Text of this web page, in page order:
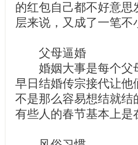
的红包自己都不好意
层来说，又成了一笔不
父母逼婚
婚姻大事是每个父
早日结婚传宗接代让
不是那么容易想结就
有些人的春节基本上